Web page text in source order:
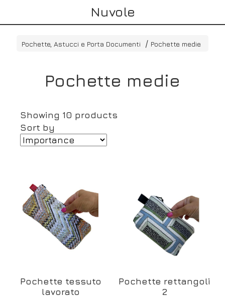
Nuvole
Pochette, Astucci e Porta Documenti Pochette medie
Pochette medie
Showing 10 products
Sort by
Pochette tessuto
lavorato
Pochette rettangoli
2